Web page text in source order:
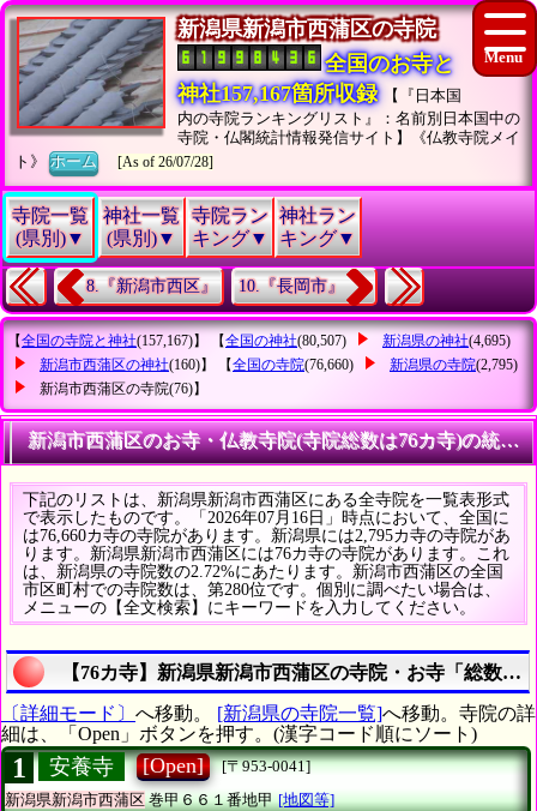
新潟県新潟市西蒲区の寺院
全国のお寺と
神社157,167箇所収録
【『日本国
内の寺院ランキングリスト』：名前別日本国中の
寺院・仏閣統計情報発信サイト】《仏教寺院メイ
ト》ホーム [As of 26/07/28]
寺院一覧
(県別)▼
神社一覧
(県別)▼
寺院ラン
キング▼
神社ラン
キング▼
8.『新潟市西区』 10.『長岡市』
【全国の寺院と神社(157,167)】 【全国の神社(80,507) 新潟県の神社(4,695)
新潟市西蒲区の神社(160)】 【全国の寺院(76,660) 新潟県の寺院(2,795)
新潟市西蒲区の寺院(76)】
新潟市西蒲区のお寺・仏教寺院(寺院総数は76カ寺)の統計
下記のリストは、新潟県新潟市西蒲区にある全寺院を一覧表形式
で表示したものです。「2026年07月16日」時点において、全国に
は76,660カ寺の寺院があります。新潟県には2,795カ寺の寺院があ
ります。新潟県新潟市西蒲区には76カ寺の寺院があります。これ
は、新潟県の寺院数の2.72%にあたります。新潟市西蒲区の全国
市区町村での寺院数は、第280位です。個別に調べたい場合は、
メニューの【全文検索】にキーワードを入力してください。
【76カ寺】新潟県新潟市西蒲区の寺院・お寺「総数は
〔詳細モード〕 へ移動。 [新潟県の寺院一覧]へ移動。寺院の詳
細は、「Open」ボタンを押す。(漢字コード順にソート)
1 安養寺 [Open]
[〒953-0041]
新潟県新潟市西蒲区巻甲６６１番地甲 [地図等]